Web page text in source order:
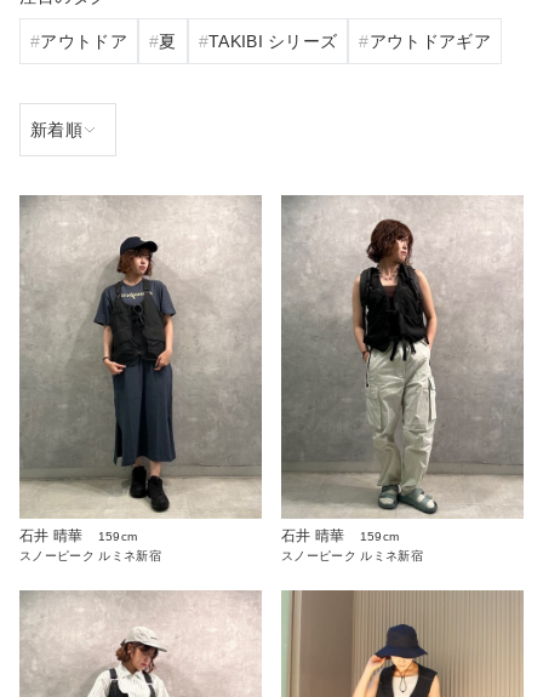
アウトドア 夏 TAKIBI シリーズ アウトドアギア
石井 晴華
159cm
スノーピーク ルミネ新宿
石井 晴華
159cm
スノーピーク ルミネ新宿